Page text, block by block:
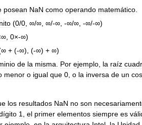
posean NaN como operando matemático
(0/0 , ∞/∞, ∞/-∞, -∞/∞, -∞/-∞)
0×-∞)
+ (-∞), (-∞) + ∞)
de la misma Por ejemplo la raíz
menor o igual que 0 o la inversa de un
los resultados NaN no son
1 el primer elementos siempre es